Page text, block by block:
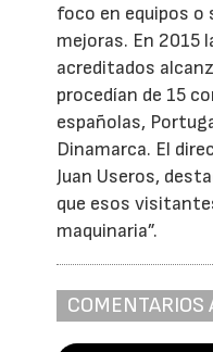
foco en equipos o
mejoras. En 2015
acreditados
procedían de 15
españolas,
Dinamarca. El
Juan Useros,
que esos
maquinaria”.